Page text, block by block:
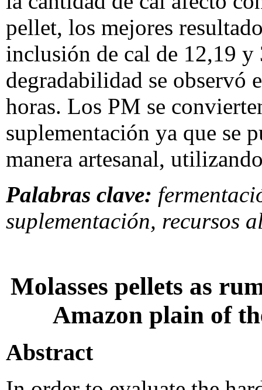
pellet, los mejores
inclusión de cal de 12,19
degradabilidad se observó
horas. Los PM se
suplementación ya que se
manera artesanal,
Palabras clave:
suplementación, recursos
Molasses pellets as
Amazon plain of
Abstract